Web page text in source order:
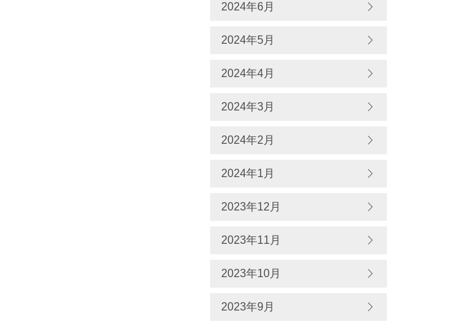
2024年6月
2024年5月
2024年4月
2024年3月
2024年2月
2024年1月
2023年12月
2023年11月
2023年10月
2023年9月